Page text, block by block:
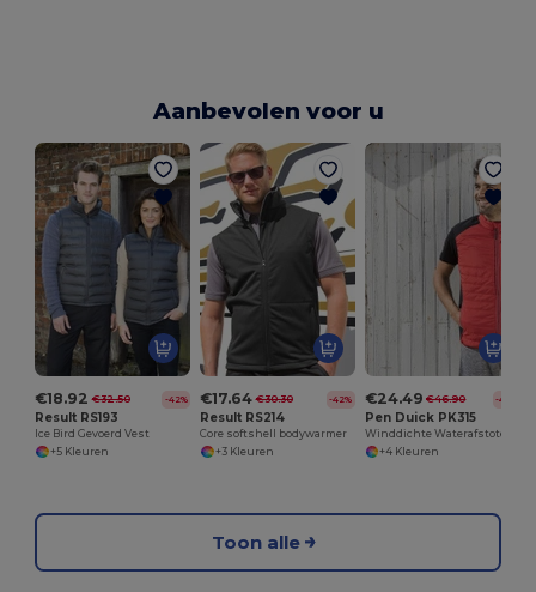
Aanbevolen voor u
€18.92 €32.50 -42%
Result RS193
Ice Bird Gevoerd Vest
+5 Kleuren
€17.64 €30.30 -42%
Result RS214
Core softshell bodywarmer
+3 Kleuren
€24.49 €46.90 -48%
Pen Duick PK315
+4 Kleuren
Toon alle